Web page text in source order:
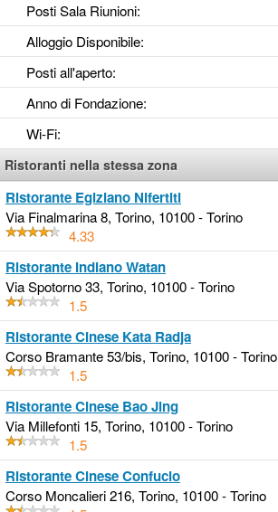
Posti Sala Riunioni:
Alloggio Disponibile:
Posti all'aperto:
Anno di Fondazione:
Wi-Fi:
Ristoranti nella stessa zona
Ristorante Egiziano Nifertiti
Via Finalmarina 8, Torino, 10100 - Torino
4.33
Ristorante Indiano Watan
Via Spotorno 33, Torino, 10100 - Torino
1.5
Ristorante Cinese Kata Radja
Corso Bramante 53/bis, Torino, 10100 - Torino
1.5
Ristorante Cinese Bao Jing
Via Millefonti 15, Torino, 10100 - Torino
1.5
Ristorante Cinese Confucio
Corso Moncalieri 216, Torino, 10100 - Torino